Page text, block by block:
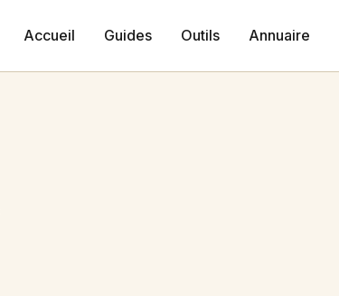
Accueil Guides Outils Annuaire